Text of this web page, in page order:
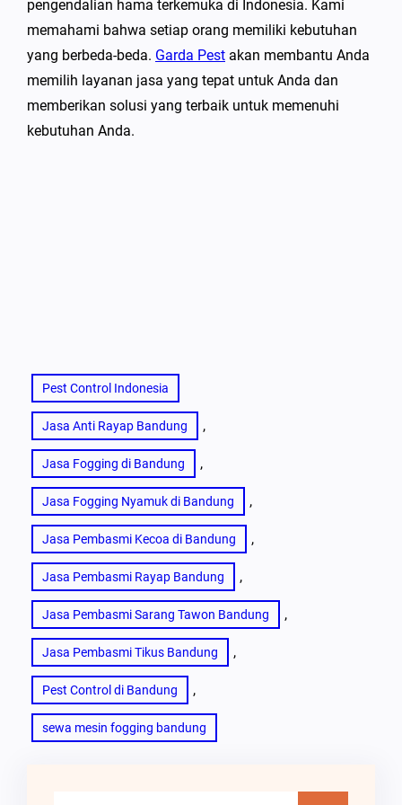
pengendalian hama terkemuka di Indonesia. Kami
memahami bahwa setiap orang memiliki kebutuhan
yang berbeda-beda. Garda Pest akan membantu Anda
memilih layanan jasa yang tepat untuk Anda dan
memberikan solusi yang terbaik untuk memenuhi
kebutuhan Anda.
Pest Control Indonesia
Jasa Anti Rayap Bandung ,
Jasa Fogging di Bandung ,
Jasa Fogging Nyamuk di Bandung ,
Jasa Pembasmi Kecoa di Bandung ,
Jasa Pembasmi Rayap Bandung ,
Jasa Pembasmi Sarang Tawon Bandung ,
Jasa Pembasmi Tikus Bandung ,
Pest Control di Bandung ,
sewa mesin fogging bandung